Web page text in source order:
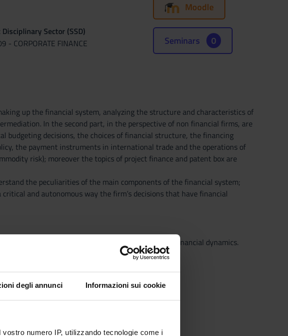
degli annunci Informazioni sui cookie
numero IP, utilizzando tecnologie come i
Sector (SSD)
- CORPORATE FINANCE
Moodle
Seminars 0
up the financial system, analyzing the structure and characteristics of
In the second part, in the perspective of non financial firms, are
budgeting decisions, the choices of financial structure, the financing
the payment instruments in international trade and the operations of
risk); moreover the topics of project finance and patent box are
the peculiarities of the main components of the financial system;
and autonomous way the firm’s decisions that have financial
a good starting point for studying business financial dynamics.